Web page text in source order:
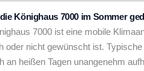
Könighaus 7000 im Sommer
7000 ist eine mobile
oder nicht gewünscht ist.
an heißen Tagen unangenehm